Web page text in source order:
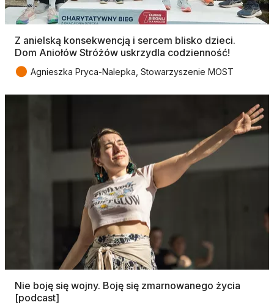
Z anielską konsekwencją i sercem blisko dzieci.
Dom Aniołów Stróżów uskrzydla codzienność!
● Agnieszka Pryca-Nalepka, Stowarzyszenie MOST
Nie boję się wojny. Boję się zmarnowanego życia
[podcast]